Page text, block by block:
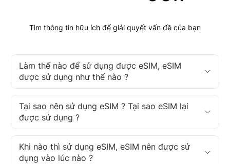
Tìm thông tin hữu ích để giải quyết vấn đề của bạn
Làm thế nào để sử dụng được eSIM, eSIM
được sử dụng như thế nào ?
Tại sao nên sử dụng eSIM ? Tại sao eSIM lại
được sử dụng ?
Khi nào thì sử dụng eSIM, eSIM nên được sử
dụng vào lúc nào ?